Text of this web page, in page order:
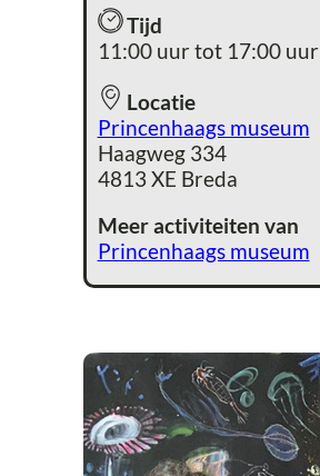
Tijd
11:00 uur tot 17:00 uur
Locatie
Princenhaags museum
Haagweg 334
4813 XE Breda
Meer activiteiten van
Princenhaags museum